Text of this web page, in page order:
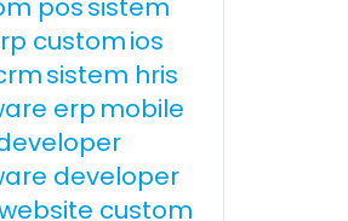
possistem
customios
sistem hris
erp mobile
developer
custom